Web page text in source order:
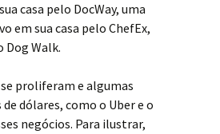
casa pelo DocWay, uma
em sua casa pelo ChefEx,
Dog Walk.
proliferam e algumas
dólares, como o Uber e o
negócios. Para ilustrar,